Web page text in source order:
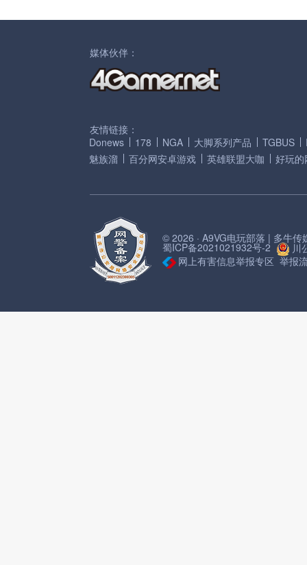
媒体伙伴：
友情链接：
Donews
178 NGA 大脚系列产品 TGBUS
魅族溜
百分网安卓游戏 英雄联盟大咖 好玩的
© 2026 · A9VG电玩部落 | 多牛传
蜀ICP备2021021932号-2
川
网上有害信息举报专区 举报